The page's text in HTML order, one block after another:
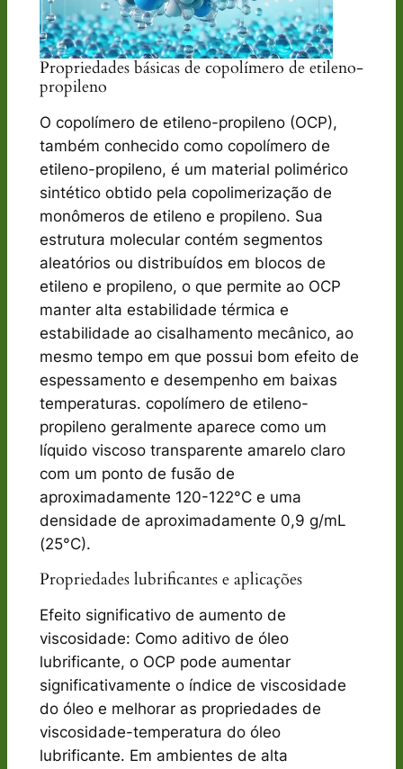
Propriedades básicas de copolímero de etileno-
propileno
O copolímero de etileno-propileno (OCP),
também conhecido como copolímero de
etileno-propileno, é um material polimérico
sintético obtido pela copolimerização de
monômeros de etileno e propileno. Sua
estrutura molecular contém segmentos
aleatórios ou distribuídos em blocos de
etileno e propileno, o que permite ao OCP
manter alta estabilidade térmica e
estabilidade ao cisalhamento mecânico, ao
mesmo tempo em que possui bom efeito de
espessamento e desempenho em baixas
temperaturas. copolímero de etileno-
propileno geralmente aparece como um
líquido viscoso transparente amarelo claro
com um ponto de fusão de
aproximadamente 120-122°C e uma
densidade de aproximadamente 0,9 g/mL
(25°C).
Propriedades lubrificantes e aplicações
Efeito significativo de aumento de
viscosidade: Como aditivo de óleo
lubrificante, o OCP pode aumentar
significativamente o índice de viscosidade
do óleo e melhorar as propriedades de
viscosidade-temperatura do óleo
lubrificante. Em ambientes de alta